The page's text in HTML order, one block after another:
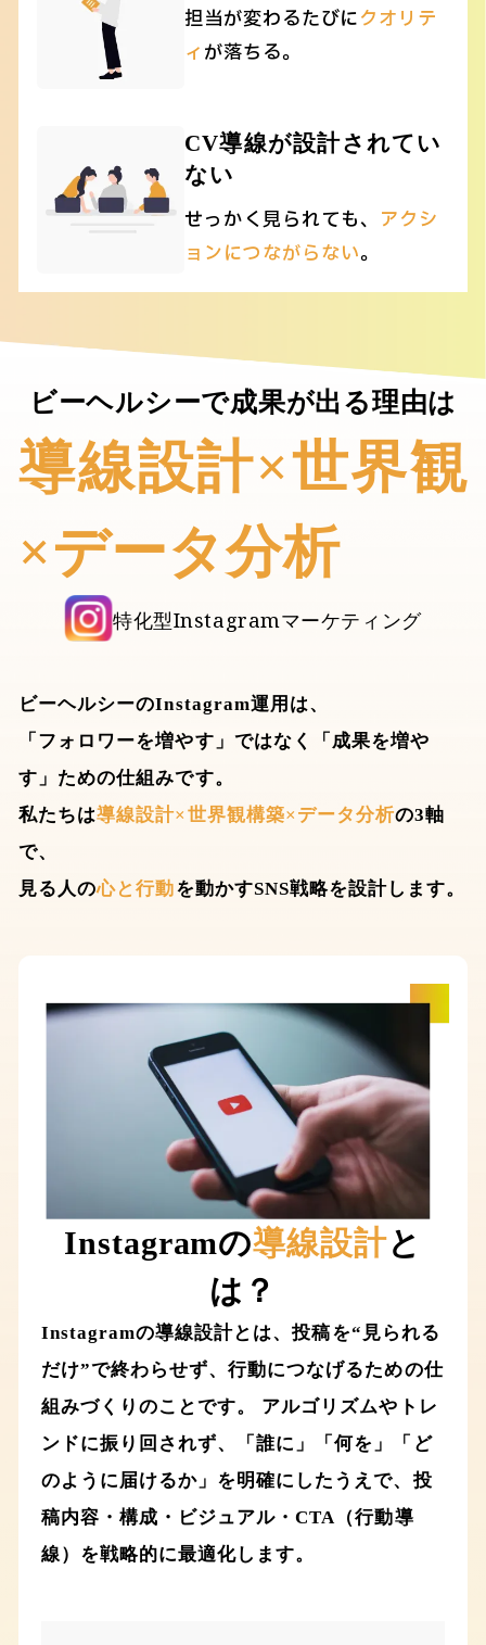
担当が変わるたびにクオリテ
ィが落ちる。
CV導線が設計されてい
ない
せっかく見られても、 アクシ
ョンにつながらない。
ビーヘルシーで成果が出る理由は
導線設計×世界観
×データ分析
特化型Instagramマーケティング
ビーヘルシーのInstagram運用は、
「フォロワーを増やす」ではなく「成果を増や
す」ための仕組みです。
私たちは導線設計×世界観構築×データ分析の3軸
で、
見る人の心と行動を動かすSNS戦略を設計します。
Instagramの導線設計と
は？
Instagramの導線設計とは、投稿を“見られる
だけ”で終わらせず、行動につなげるための仕
組みづくりのことです。 アルゴリズムやトレ
ンドに振り回されず、「誰に」「何を」「ど
のように届けるか」を明確にしたうえで、投
稿内容・構成・ビジュアル・CTA（行動導
線）を戦略的に最適化します。